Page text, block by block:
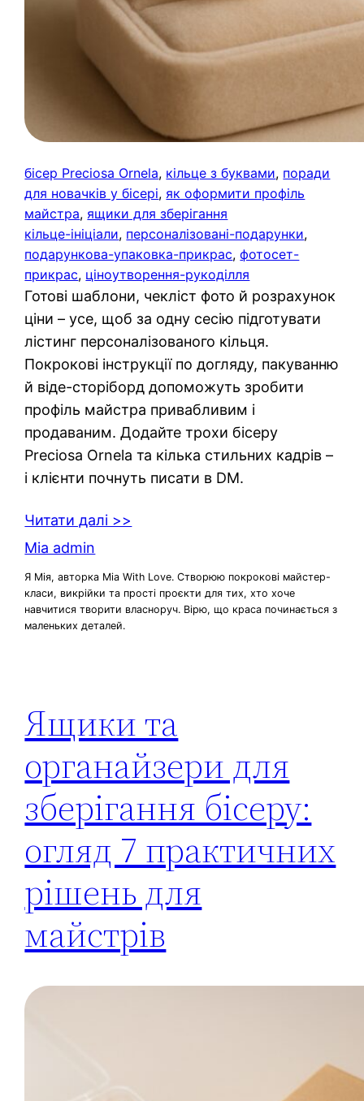
бісер Preciosa Ornela, кільце з буквами, поради
для новачків у бісері, як оформити профіль
майстра, ящики для зберігання
кільце-ініціали, персоналізовані-подарунки
подарункова-упаковка-прикрас, фотосет-
прикрас, ціноутворення-рукоділля
Готові шаблони, чекліст фото й розрахунок
ціни – усе, щоб за одну сесію підготувати
лістинг персоналізованого кільця.
Покрокові інструкції по догляду, пакуванню
й віде-сторіборд допоможуть зробити
профіль майстра привабливим і
продаваним. Додайте трохи бісеру
Preciosa Ornela та кілька стильних кадрів –
і клієнти почнуть писати в DM.
Читати далі >>
Mia admin
Я Мія, авторка Mia With Love. Створюю покрокові майстер-
класи, викрійки та прості проєкти для тих, хто хоче
навчитися творити власноруч. Вірю, що краса починається з
маленьких деталей.
Ящики та
органайзери для
зберігання бісеру:
огляд 7 практичних
рішень для
майстрів